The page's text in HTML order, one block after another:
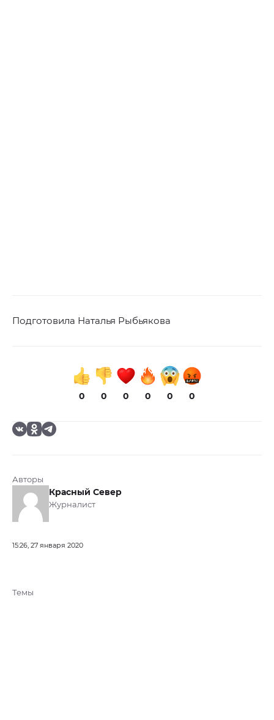
Подготовила Наталья Рыбьякова
0 0 0 0 0 0
Авторы
Красный Север
Журналист
15:26, 27 января 2020
Темы